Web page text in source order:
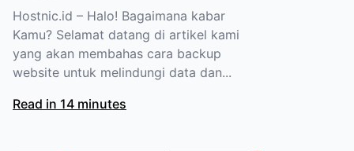
Hostnic.id – Halo! Bagaimana kabar
Kamu? Selamat datang di artikel kami
yang akan membahas cara backup
website untuk melindungi data dan...
Read in 14 minutes